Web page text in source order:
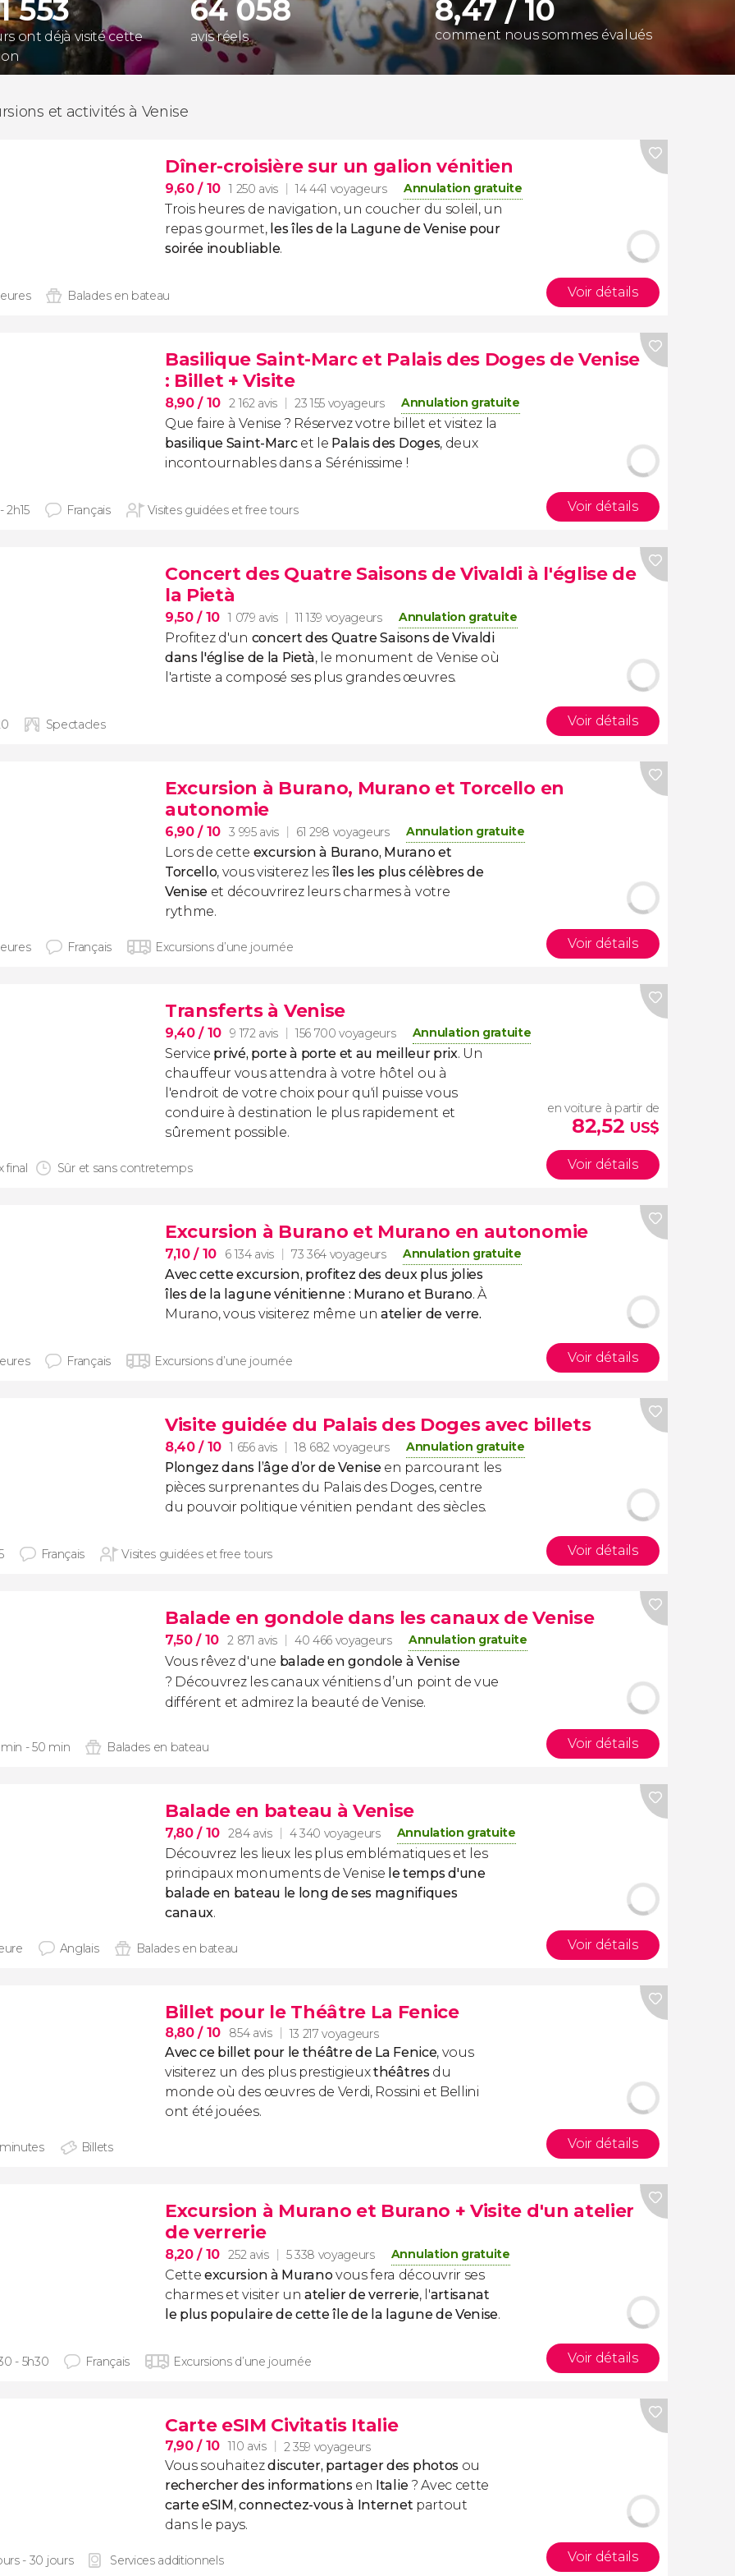
553
ont déjà visité cette
64 058
avis réels
8,47 / 10
comment nous sommes évalués
et activités à Venise
Dîner-croisière sur un galion vénitien
9,60/ 10 1 250 avis 14 441 voyageurs Annulation gratuite
Trois heures de navigation, un coucher du soleil, un
repas gourmet, les îles de la Lagune de Venise pour
soirée inoubliable.
Balades en bateau Voir détails
Basilique Saint-Marc et Palais des Doges de Venise
: Billet + Visite
8,90/ 10 2 162 avis 23 155 voyageurs Annulation gratuite
Que faire à Venise ? Réservez votre billet et visitez la
basilique Saint-Marc et le Palais des Doges, deux
incontournables dans a Sérénissime !
2h15 Français Visites guidées et free tours Voir détails
Concert des Quatre Saisons de Vivaldi à l'église de
la Pietà
9,50/ 10 1 079 avis 11 139 voyageurs Annulation gratuite
Profitez d'un concert des Quatre Saisonsde Vivaldi
dans l'église de la Pietà, le monument de Venise où
l'artiste a composé ses plus grandes œuvres.
Spectacles Voir détails
Excursion à Burano, Murano et Torcello en
autonomie
6,90/ 10 3 995 avis 61 298 voyageurs Annulation gratuite
Lors de cette excursion à Burano, Murano et
Torcello, vous visiterez les îles les plus célèbres de
Venise et découvrirez leurs charmes à votre
rythme.
Français Excursions d’une journée Voir détails
Transferts à Venise
9,40/ 10 9 172 avis 156 700 voyageurs Annulation gratuite
Service privé, porte à porte et au meilleur prix. Un
chauffeur vous attendra à votre hôtel ou à
l'endroit de votre choix pour qu'il puisse vous
conduire à destination le plus rapidement et
sûrement possible.
final Sûr et sans contretemps
en voiture à partir de
82,52 US$
Voir détails
Excursion à Burano et Murano en autonomie
7,10/ 10 6 134 avis 73 364 voyageurs Annulation gratuite
Avec cette excursion, profitez des deux plus jolies
îles de la lagune vénitienne : Murano et Burano. À
Murano, vous visiterez même unatelier de verre.
Français Excursions d’une journée Voir détails
Visite guidée du Palais des Doges avec billets
8,40/ 10 1 656 avis 18 682 voyageurs Annulation gratuite
Plongez dans l’âge d’or de Venise en parcourant les
pièces surprenantes du Palais des Doges, centre
du pouvoir politique vénitien pendant des siècles.
Français Visites guidées et free tours Voir détails
Balade en gondole dans les canaux de Venise
7,50/ 10 2 871 avis 40 466 voyageurs Annulation gratuite
Vous rêvez d'une balade en gondole à Venise
? Découvrez les canaux vénitiens d’un point de vue
différent et admirez la beauté de Venise.
- 50 min Balades en bateau Voir détails
Balade en bateau à Venise
7,80/ 10 284 avis 4 340 voyageurs Annulation gratuite
Découvrez les lieux les plus emblématiques et les
principaux monuments de Venise le temps d'une
balade en bateau le long de ses magnifiques
canaux.
Anglais Balades en bateau Voir détails
Billet pour le Théâtre La Fenice
8,80/ 10 854 avis 13 217 voyageurs
Avec ce billet pour le théâtre de La Fenice, vous
visiterez un des plus prestigieuxthéâtres du
monde où des œuvres de Verdi, Rossini et Bellini
ont été jouées.
Billets Voir détails
Excursion à Murano et Burano + Visite d'un atelier
de verrerie
8,20/ 10 252 avis 5 338 voyageurs Annulation gratuite
Cetteexcursion à Muranovous fera découvrir ses
charmes et visiter un atelier de verrerie, l'artisanat
le plus populaire de cette île de la lagune de Venise.
- 5h30 Français Excursions d’une journée Voir détails
Carte eSIM Civitatis Italie
7,90/ 10 110 avis 2 359 voyageurs
Vous souhaitezdiscuter, partager des photos ou
rechercher des informationsen Italie ? Avec cette
carte eSIM,connectez-vous à Internet partout
dans le pays.
- 30 jours Services additionnels Voir détails